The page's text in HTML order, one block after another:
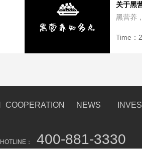
关于黑
黑营养
Time：
COOPERATION NEWS
HOTLINE：
400-881-3330